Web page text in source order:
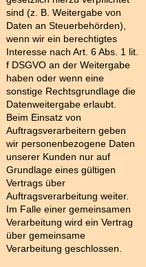
sind (z. B. Weitergabe von
Daten an Steuerbehörden),
wenn wir ein berechtigtes
Interesse nach Art. 6 Abs. 1 lit.
f DSGVO an der Weitergabe
haben oder wenn eine
sonstige Rechtsgrundlage die
Datenweitergabe erlaubt.
Beim Einsatz von
Auftragsverarbeitern geben
wir personenbezogene Daten
unserer Kunden nur auf
Grundlage eines gültigen
Vertrags über
Auftragsverarbeitung weiter.
Im Falle einer gemeinsamen
Verarbeitung wird ein Vertrag
über gemeinsame
Verarbeitung geschlossen.